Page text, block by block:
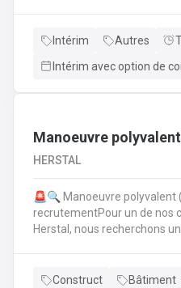
caisse;Vous assurez
Intérim Autres
Intérim avec option de
Manoeuvre
HERSTAL
🚨🔍 Manoeuvre polyvalent
recrutementPour un de nos
Herstal, nous recherchons
vous épanouir dans une
Construct Bâtiment